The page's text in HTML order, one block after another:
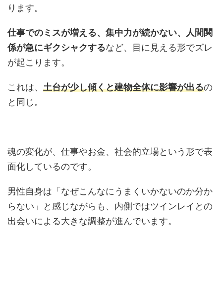
ります。
仕事でのミスが増える、集中力が続かない、人間関
係が急にギクシャクするなど、目に見える形でズレ
が起こります。
これは、 土台が少し傾くと建物全体に影響が出るの
と同じ。
魂の変化が、仕事やお金、社会的立場という形で表
面化しているのです。
男性自身は「なぜこんなにうまくいかないのか分か
らない」と感じながらも、内側ではツインレイとの
出会いによる大きな調整が進んでいます。